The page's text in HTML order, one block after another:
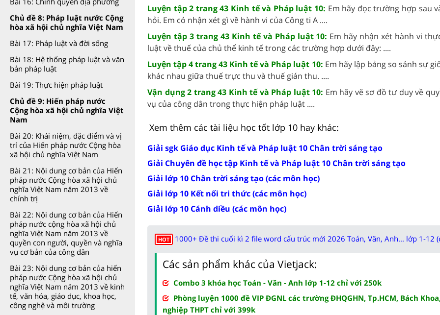
Chủ đề 8: Pháp luật nước Cộng
hòa xã hội chủ nghĩa Việt Nam
Bài 17: Pháp luật và đời sống
Bài 18: Hệ thống pháp luật và văn
bản pháp luật
Bài 19: Thực hiện pháp luật
Chủ đề 9: Hiến pháp nước
Cộng hòa xã hội chủ nghĩa Việt
Nam
Bài 20: Khái niệm, đặc điểm và vị
trí của Hiến pháp nước Cộng hòa
xã hội chủ nghĩa Việt Nam
Bài 21: Nội dung cơ bản của Hiến
pháp nước Cộng hòa xã hội chủ
nghĩa Việt Nam năm 2013 về
chính trị
Bài 22: Nội dung cơ bản của Hiến
pháp nước cộng hòa xã hội chủ
nghĩa Việt Nam năm 2013 về
quyền con người, quyền và nghĩa
vụ cơ bản của công dân
Bài 23: Nội dung cơ bản của hiến
pháp nước Cộng hòa xã hội chủ
nghĩa Việt Nam năm 2013 về kinh
tế, văn hóa, giáo dục, khoa học,
công nghệ và môi trường
Luyện tập 2 trang 43 Kinh tế và Pháp luật 10: Em hãy đọc trường hợp sau
hỏi. Em có nhận xét gì về hành vi của Công ti A ....
Luyện tập 3 trang 43 Kinh tế và Pháp luật 10: Em hãy nhận xét hành vi
luật về thuế của chủ thể kinh tế trong các trường hợp dưới đây: ....
Luyện tập 4 trang 43 Kinh tế và Pháp luật 10: Em hãy lập bảng so sánh sự
khác nhau giữa thuế trực thu và thuế gián thu. ....
Vận dụng 2 trang 43 Kinh tế và Pháp luật 10: Em hãy vẽ sơ đồ tư duy về
vụ của công dân trong thực hiện pháp luật ....
Xem thêm các tài liệu học tốt lớp 10 hay khác:
Giải sgk Giáo dục Kinh tế và Pháp luật 10 Chân trời sáng tạo
Giải Chuyên đề học tập Kinh tế và Pháp luật 10 Chân trời sáng tạo
Giải lớp 10 Chân trời sáng tạo (các môn học)
Giải lớp 10 Kết nối tri thức (các môn học)
Giải lớp 10 Cánh diều (các môn học)
HOT 1000+ Đề thi cuối kì 2 file word cấu trúc mới 2026 Toán, Văn, Anh... lớp 1-12
Các sản phẩm khác của Vietjack:
Combo 3 khóa học Toán - Văn - Anh lớp 1-12 chỉ với 250k
Phòng luyện 1000 đề VIP ĐGNL các trường ĐHQGHN, Tp.HCM, Bách
nghiệp THPT chỉ với 399k